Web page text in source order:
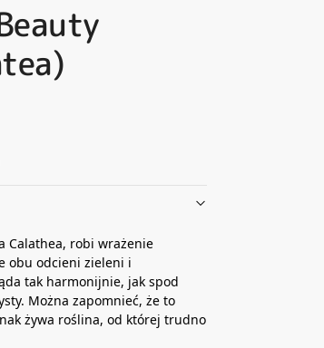
Calathea, robi wrażenie
obu odcieni zieleni i
tak harmonijnie, jak spod
Można zapomnieć, że to
żywa roślina, od której trudno